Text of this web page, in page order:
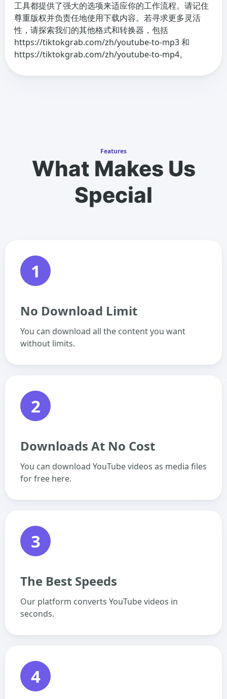
工具都提供了强大的选项来适应你的工作流程。请记住
尊重版权并负责任地使用下载内容。若寻求更多灵活
性，请探索我们的其他格式和转换器，包括
https://tiktokgrab.com/zh/youtube-to-mp3 和
https://tiktokgrab.com/zh/youtube-to-mp4。
Features
What Makes Us
Special
1
No Download Limit
You can download all the content you want
without limits.
2
Downloads At No Cost
You can download YouTube videos as media files
for free here.
3
The Best Speeds
Our platform converts YouTube videos in
seconds.
4